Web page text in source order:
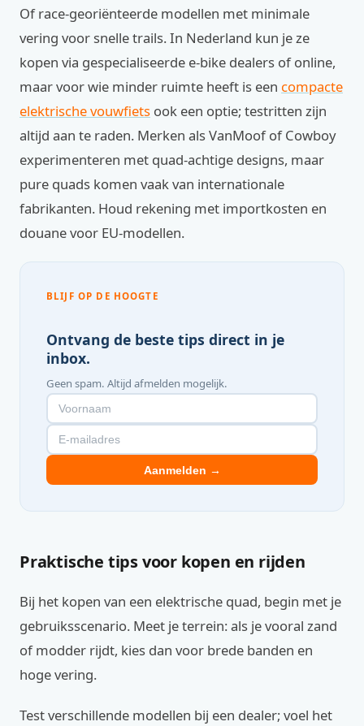
Of race-georiënteerde modellen met minimale
vering voor snelle trails. In Nederland kun je ze
kopen via gespecialiseerde e-bike dealers of online,
maar voor wie minder ruimte heeft is een compacte
elektrische vouwfiets ook een optie; testritten zijn
altijd aan te raden. Merken als VanMoof of Cowboy
experimenteren met quad-achtige designs, maar
pure quads komen vaak van internationale
fabrikanten. Houd rekening met importkosten en
douane voor EU-modellen.
BLIJF OP DE HOOGTE
Ontvang de beste tips direct in je
inbox.
Geen spam. Altijd afmelden mogelijk.
Aanmelden →
Praktische tips voor kopen en rijden
Bij het kopen van een elektrische quad, begin met je
gebruiksscenario. Meet je terrein: als je vooral zand
of modder rijdt, kies dan voor brede banden en
hoge vering.
Test verschillende modellen bij een dealer; voel het